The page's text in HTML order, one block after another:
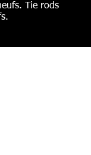
Tie rods